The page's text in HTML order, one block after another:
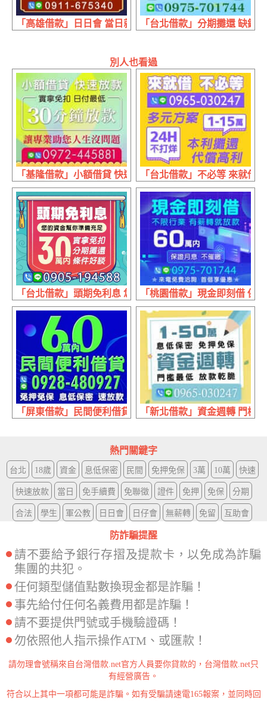
「高雄借款」日日會 當日就放款 | 日付最低利 會期超彈性
「台北借款」分期攤還 缺錢
別人也看過
「基隆借款」小額借貸 快速放款| 30分鐘放款 實拿免扣日付
「台北借款」不必等 來就借 |
「台北借款」頭期免利息 您的資金幫你準備充足 | 30萬內
「桃園借款」現金即刻借 保
「屏東借款」民間便利借貸 免押免保 | 60萬內 息低保密速
「新北借款」資金週轉 門檻
熱門關鍵字
台北 18歲 資金 息低保密 民間 免押免保 3萬 10萬 快速
快速放款 當日 免手續費 免聯徵 證件 免押 免保 分期
合法 學生 軍公教 日日會 日仔會 無薪轉 免留 互助會
防詐騙提醒
請不要給予銀行存摺及提款卡，以免成為詐騙
集團的共犯。
任何類型儲值點數換現金都是詐騙！
事先給付任何名義費用都是詐騙！
請不要提供門號或手機驗證碼！
勿依照他人指示操作ATM、或匯款！
請勿理會號稱來自台灣借款.net官方人員要你貸款的，台灣借款.net只
有經營廣告。
符合以上其中一項都可能是詐騙。如有受騙請速電165報案，並同時回